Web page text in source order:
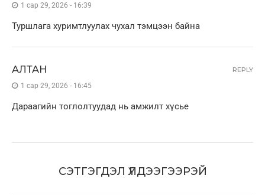
1 сар 29, 2026 - 16:39
Туршлага хуримтлуулах чухал тэмцээн байна
АЛТАН
1 сар 29, 2026 - 16:45
Дараагийн тоглолтуудад нь амжилт хүсье
REPLY
СЭТГЭГДЭЛ ҮЛДЭЭГЭЭРЭЙ